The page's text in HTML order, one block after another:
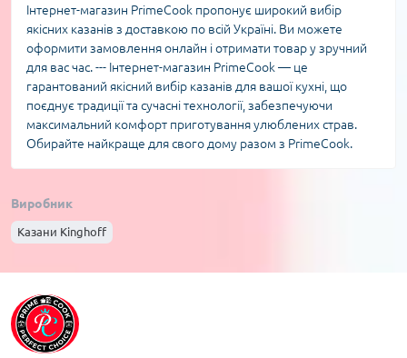
Інтернет-магазин PrimeCook пропонує широкий вибір
якісних казанів з доставкою по всій Україні. Ви можете
оформити замовлення онлайн і отримати товар у зручний
для вас час. --- Інтернет-магазин PrimeCook — це
гарантований якісний вибір казанів для вашої кухні, що
поєднує традиції та сучасні технології, забезпечуючи
максимальний комфорт приготування улюблених страв.
Обирайте найкраще для свого дому разом з PrimeCook.
Виробник
Казани Kinghoff